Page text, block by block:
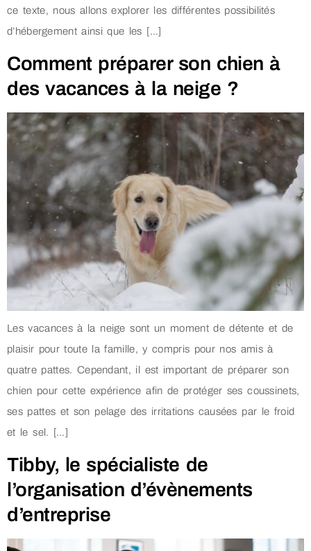
ce texte, nous allons explorer les différentes possibilités
d’hébergement ainsi que les […]
Comment préparer son chien à
des vacances à la neige ?
Les vacances à la neige sont un moment de détente et de
plaisir pour toute la famille, y compris pour nos amis à
quatre pattes. Cependant, il est important de préparer son
chien pour cette expérience afin de protéger ses coussinets,
ses pattes et son pelage des irritations causées par le froid
et le sel. […]
Tibby, le spécialiste de
l’organisation d’évènements
d’entreprise